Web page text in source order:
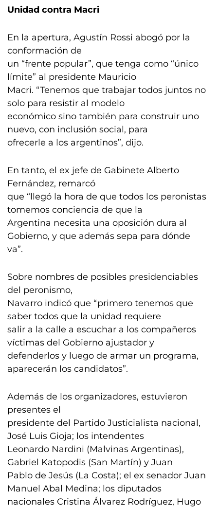
Unidad contra Macri
En la apertura, Agustín Rossi abogó por la
conformación de
un “frente popular”, que tenga como “único
límite” al presidente Mauricio
Macri. “Tenemos que trabajar todos juntos no
solo para resistir al modelo
económico sino también para construir uno
nuevo, con inclusión social, para
ofrecerle a los argentinos”, dijo.
En tanto, el ex jefe de Gabinete Alberto
Fernández, remarcó
que “llegó la hora de que todos los peronistas
tomemos conciencia de que la
Argentina necesita una oposición dura al
Gobierno, y que además sepa para dónde
va”.
Sobre nombres de posibles presidenciables
del peronismo,
Navarro indicó que “primero tenemos que
saber todos que la unidad requiere
salir a la calle a escuchar a los compañeros
víctimas del Gobierno ajustador y
defenderlos y luego de armar un programa,
aparecerán los candidatos”.
Además de los organizadores, estuvieron
presentes el
presidente del Partido Justicialista nacional,
José Luis Gioja; los intendentes
Leonardo Nardini (Malvinas Argentinas),
Gabriel Katopodis (San Martín) y Juan
Pablo de Jesús (La Costa); el ex senador Juan
Manuel Abal Medina; los diputados
nacionales Cristina Álvarez Rodríguez, Hugo